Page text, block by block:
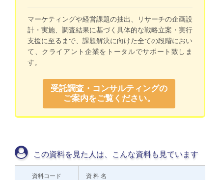
マーケティングや経営課題の抽出、リサーチの企画設
計・実施、調査結果に基づく具体的な戦略立案・実行
支援に至るまで、課題解決に向けた全ての段階におい
て、クライアント企業をトータルでサポート致しま
す。
受託調査・コンサルティングの
ご案内をご覧ください。
この資料を見た人は、こんな資料も見ています
資料コード 資 料 名